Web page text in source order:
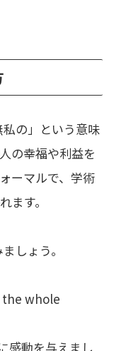
の」という意味
の幸福や利益を
ーマルで、学術
ます。
しょう。
whole
感動を与えまし